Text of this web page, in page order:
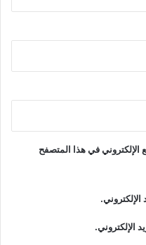
الإلكتروني في هذا المتصفح
الإلكتروني.